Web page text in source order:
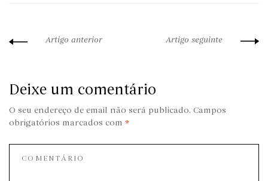
Artigo anterior Artigo seguinte
Deixe um comentário
O seu endereço de email não será publicado. Campos
obrigatórios marcados com *